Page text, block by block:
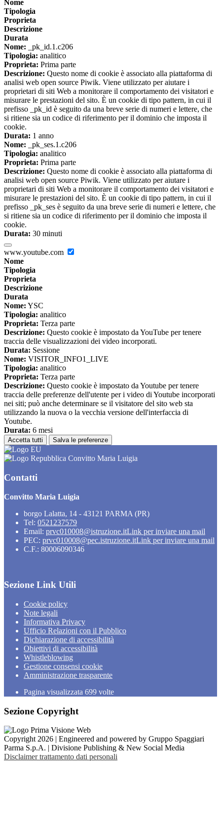
Nome
Tipologia
Proprieta
Descrizione
Durata
Nome: _pk_id.1.c206
Tipologia: analitico
Proprieta: Prima parte
Descrizione: Questo nome di cookie è associato alla piattaforma di
analisi web open source Piwik. Viene utilizzato per aiutare i
proprietari di siti Web a monitorare il comportamento dei visitatori e
misurare le prestazioni del sito. È un cookie di tipo pattern, in cui il
prefisso _pk_id è seguito da una breve serie di numeri e lettere, che
si ritiene sia un codice di riferimento per il dominio che imposta il
cookie.
Durata: 1 anno
Nome: _pk_ses.1.c206
Tipologia: analitico
Proprieta: Prima parte
Descrizione: Questo nome di cookie è associato alla piattaforma di
analisi web open source Piwik. Viene utilizzato per aiutare i
proprietari di siti Web a monitorare il comportamento dei visitatori e
misurare le prestazioni del sito. È un cookie di tipo pattern, in cui il
prefisso _pk_ses è seguito da una breve serie di numeri e lettere, che
si ritiene sia un codice di riferimento per il dominio che imposta il
cookie.
Durata: 30 minuti
www.youtube.com
Nome
Tipologia
Proprieta
Descrizione
Durata
Nome: YSC
Tipologia: analitico
Proprieta: Terza parte
Descrizione: Questo cookie è impostato da YouTube per tenere
traccia delle visualizzazioni dei video incorporati.
Durata: Sessione
Nome: VISITOR_INFO1_LIVE
Tipologia: analitico
Proprieta: Terza parte
Descrizione: Questo cookie è impostato da Youtube per tenere
traccia delle preferenze dell'utente per i video di Youtube incorporati
nei siti; può anche determinare se il visitatore del sito web sta
utilizzando la nuova o la vecchia versione dell'interfaccia di
Youtube.
Durata: 6 mesi
Accetta tutti Salva le preferenze
Convitto Maria Luigia
Contatti
Convitto Maria Luigia
borgo Lalatta, 14 - 43121 PARMA (PR)
Tel: 0521237579
Email: prvc010008@istruzione.itLink per inviare una mail
PEC: prvc010008@pec.istruzione.itLink per inviare una mail
C.F.: 80006090346
Sezione Link Utili
Cookie policy
Note legali
Informativa Privacy
Ufficio Relazioni con il Pubblico
Dichiarazione di accessibilità
Obiettivi di accessibilità
Whistleblowing
Gestione consensi cookie
Amministrazione trasparente
Pagina visualizzata 699 volte
Sezione Copyright
Copyright 2026 | Engineered and powered by Gruppo Spaggiari
Parma S.p.A. | Divisione Publishing & New Social Media
Disclaimer trattamento dati personali